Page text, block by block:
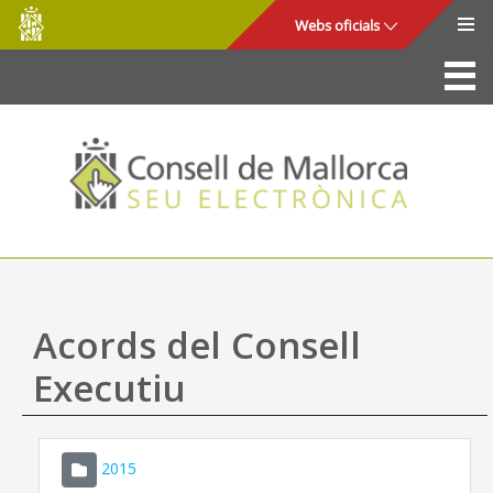
Salta al contingut principal
Consell
de
Mallorca
Webs oficials
La Seu
Consell de Mallorca
Accés i seguretat
Utilitats
Ajuda
Acords del Consell
Executiu
2015